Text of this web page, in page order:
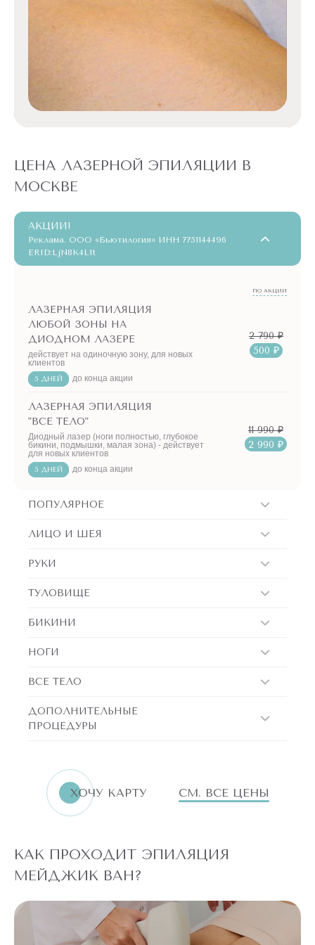
ЦЕНА ЛАЗЕРНОЙ ЭПИЛЯЦИИ В
МОСКВЕ
АКЦИИ!
Реклама. ООО «Бьютилогия» ИНН 7751144496
ERID:LjN8K4L1t
ПО АКЦИИ
ЛАЗЕРНАЯ ЭПИЛЯЦИЯ
ЛЮБОЙ ЗОНЫ НА
ДИОДНОМ ЛАЗЕРЕ
действует на одиночную зону, для новых
клиентов
5 ДНЕЙ до конца акции
2 790 ₽
500 ₽
ЛАЗЕРНАЯ ЭПИЛЯЦИЯ
"ВСЕ ТЕЛО"
Диодный лазер (ноги полностью, глубокое
бикини, подмышки, малая зона) - действует
для новых клиентов
5 ДНЕЙ до конца акции
11 990 ₽
2 990 ₽
ПОПУЛЯРНОЕ
ЛИЦО И ШЕЯ
РУКИ
ТУЛОВИЩЕ
БИКИНИ
НОГИ
ВСЕ ТЕЛО
ДОПОЛНИТЕЛЬНЫЕ
ПРОЦЕДУРЫ
ХОЧУ КАРТУ СМ. ВСЕ ЦЕНЫ
КАК ПРОХОДИТ ЭПИЛЯЦИЯ
МЕЙДЖИК ВАН?